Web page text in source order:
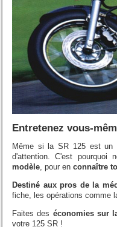
Entretenez vous-
Même si la SR 125 est un
d'attention. C'est pourquoi
modèle, pour en connaître
Destiné aux pros de la
fiche, les opérations comme
Faites des économies sur
votre 125 SR !